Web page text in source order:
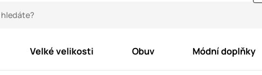
Velké velikosti Obuv Módní doplňky